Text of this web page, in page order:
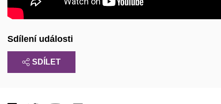
Sdílení události
SDÍLET